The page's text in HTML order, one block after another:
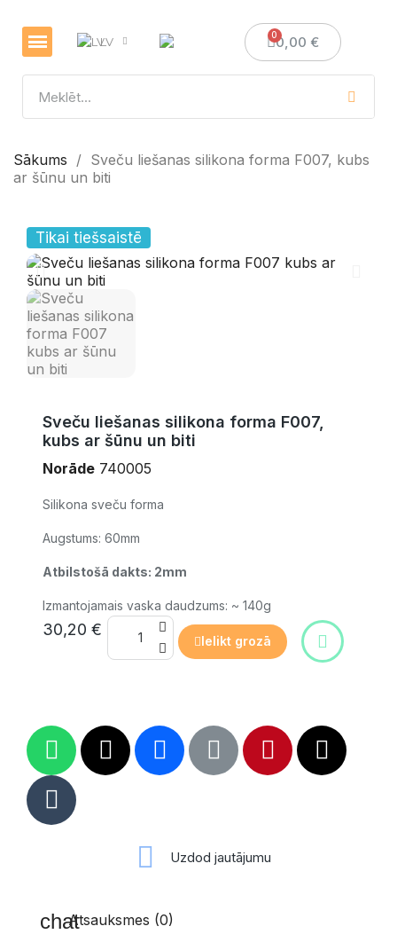
LV 0,00 €
Sākums
Sveču liešanas silikona forma F007, kubs
ar šūnu un biti
Tikai tiešsaistē
Sveču liešanas silikona forma F007,
kubs ar šūnu un biti
Norāde 740005
Silikona sveču forma
Augstums: 60mm
Atbilstošā dakts: 2mm
Izmantojamais vaska daudzums: ~ 140g
30,20 €
Ielikt grozā
Uzdod jautājumu
Atsauksmes (0)